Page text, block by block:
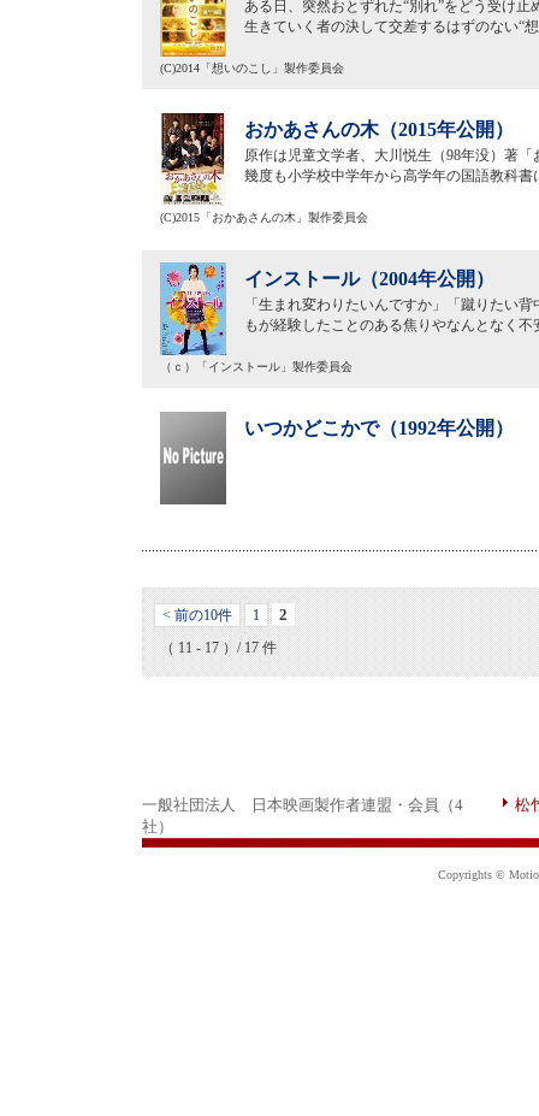
ある日、突然おとずれた“別れ”をどう受け
生きていく者の決して交差するはずのない“
(C)2014「想いのこし」製作委員会
おかあさんの木（2015年公開）
原作は児童文学者、大川悦生（98年没）著
幾度も小学校中学年から高学年の国語教科
(C)2015「おかあさんの木」製作委員会
インストール（2004年公開）
「生まれ変わりたいんですか」「蹴りたい
もが経験したことのある焦りやなんとなく
（ｃ）「インストール」製作委員会
いつかどこかで（1992年公開）
< 前の10件 1 2
（ 11 - 17 ）/ 17 件
一般社団法人 日本映画製作者連盟・会員（4
社）
松
Copyrights ©